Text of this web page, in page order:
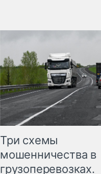
Три схемы
мошенничества в
грузоперевозках.